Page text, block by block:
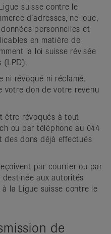
suisse contre le
d’adresses, ne loue,
personnelles et
en matière de
la loi suisse révisée
(LPD).
ni révoqué ni réclamé.
votre don de votre revenu
être révoqués à tout
ou par téléphone au 044
des dons déjà effectués
par courrier ou par
aux autorités
la Ligue suisse contre le
de